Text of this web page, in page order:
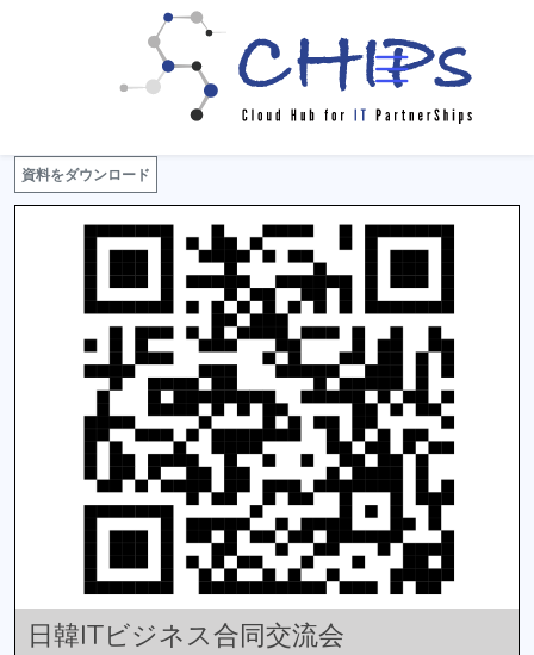
イベント詳細
資料をダウンロード
日韓ITビジネス合同交流会